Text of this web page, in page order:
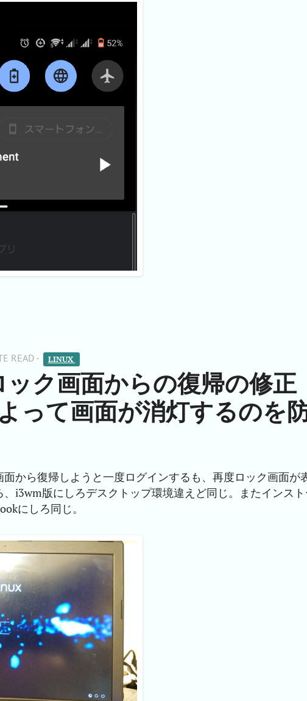
READ - LINUX
ク画面からの復帰の修正
って画面が消灯するのを
から復帰しようと一度ログインするも、再度ロック画面が
i3wm版にしろデスクトップ環境違えど同じ。またインス
にしろ同じ。